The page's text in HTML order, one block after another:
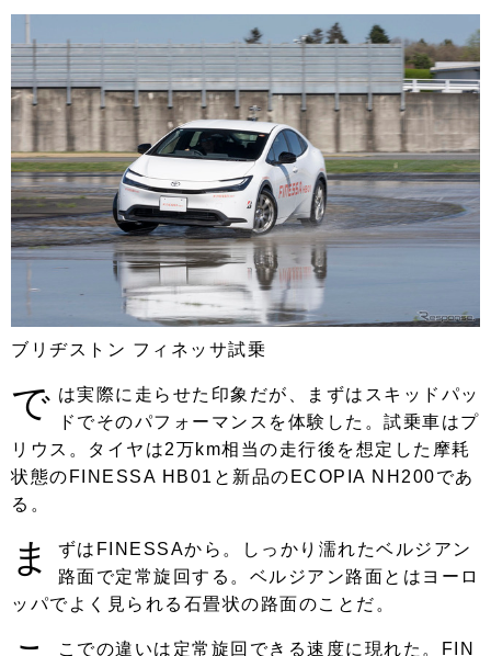
ブリヂストン フィネッサ試乗
で は実際に走らせた印象だが、まずはスキッドパッ
ドでそのパフォーマンスを体験した。試乗車はプ
リウス。タイヤは2万km相当の走行後を想定した摩耗
状態のFINESSA HB01と新品のECOPIA NH200であ
る。
ま
ずはFINESSAから。しっかり濡れたベルジアン
路面で定常旋回する。ベルジアン路面とはヨーロ
ッパでよく見られる石畳状の路面のことだ。
こでの違いは定常旋回できる速度に現れた。FIN